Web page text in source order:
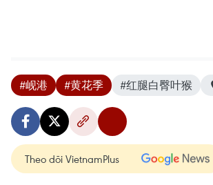
#岘港 #黄花季 #红腿白臀叶猴
Theo dõi VietnamPlus